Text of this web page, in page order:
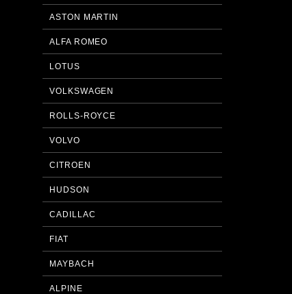
ASTON MARTIN
ALFA ROMEO
LOTUS
VOLKSWAGEN
ROLLS-ROYCE
VOLVO
CITROEN
HUDSON
CADILLAC
FIAT
MAYBACH
ALPINE